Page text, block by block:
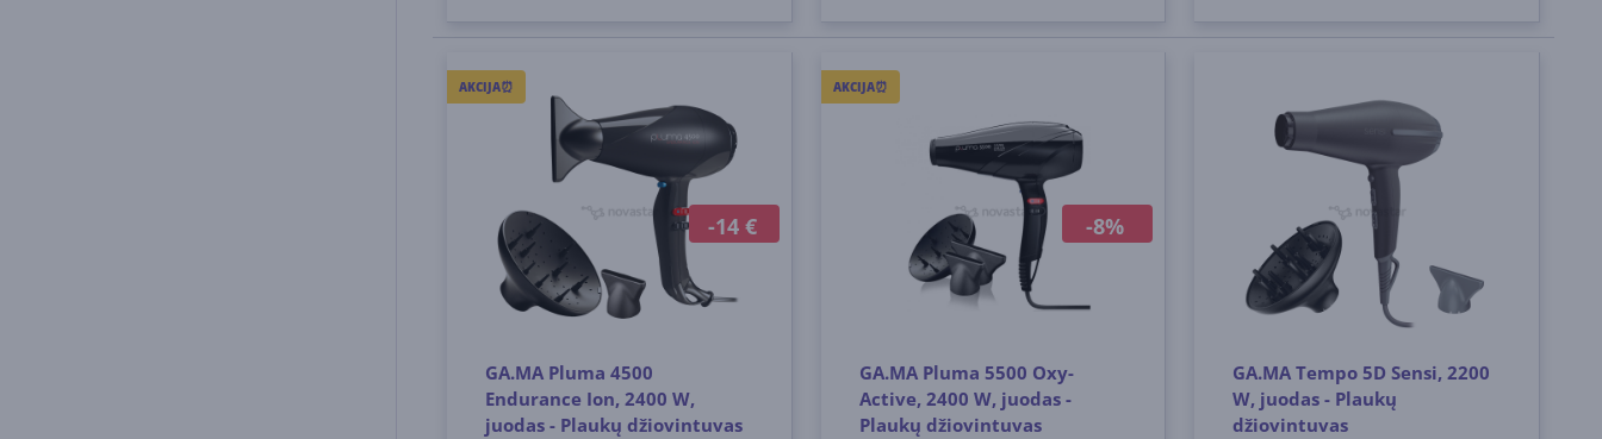
AKCIJA⏰
-14 €
GA.MA Pluma 4500
Endurance Ion, 2400 W,
juodas - Plaukų džiovintuvas
AKCIJA⏰
-8%
GA.MA Pluma 5500 Oxy-
Active, 2400 W, juodas -
Plaukų džiovintuvas
GA.MA Tempo 5D Sensi, 2200
W, juodas - Plaukų
džiovintuvas